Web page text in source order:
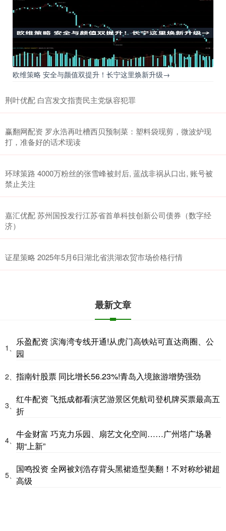
欧维策略 安全与颜值双提升！长宁这里焕新升级→
荆叶优配 白宫发文指责民主党纵容犯罪
赢翻网配资 罗永浩再吐槽西贝预制菜：塑料袋现剪，微波炉现
打，准备好的话术现读
环球策路 4000万粉丝的张雪峰被封后, 蓝战非祸从口出, 账号被
禁止关注
嘉汇优配 苏州国投发行江苏省首单科技创新公司债券（数字经
济）
证星策略 2025年5月6日湖北省洪湖农贸市场价格行情
最新文章
1、
乐盈配资 滨海湾专线开通!从虎门高铁站可直达商圈、公
园
2、 指南针股票 同比增长56.23%!青岛入境旅游增势强劲
3、
红牛配资 飞抵成都看演艺游景区凭航司登机牌买票最高五
折
4、
牛金财富 巧克力乐园、扇艺文化空间……广州塔广场暑
期“上新”
5、
国鸣投资 全网被刘浩存背头黑裙造型美翻！不对称纱裙超
高级